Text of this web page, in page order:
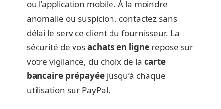
ou l’application mobile. À la moindre
anomalie ou suspicion, contactez sans
délai le service client du fournisseur. La
sécurité de vosachats en ligne repose sur
votre vigilance, du choix de la carte
bancaire prépayée jusqu’à chaque
utilisation sur PayPal.